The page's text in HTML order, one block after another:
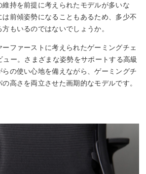
持を前提に考えられたモデルが多いな
前傾姿勢になることもあるため、多少不
もいるのではないでしょうか。
ファーストに考えられたゲーミングチェ
ー。さまざまな姿勢をサポートする高級
の使い心地を備えながら、ゲーミングチ
高さを両立させた画期的なモデルです。